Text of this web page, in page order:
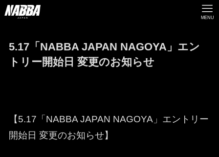
MENU
5.17「NABBA JAPAN NAGOYA」エン
トリー開始日 変更のお知らせ
【5.17「NABBA JAPAN NAGOYA」エントリー
開始日 変更のお知らせ】